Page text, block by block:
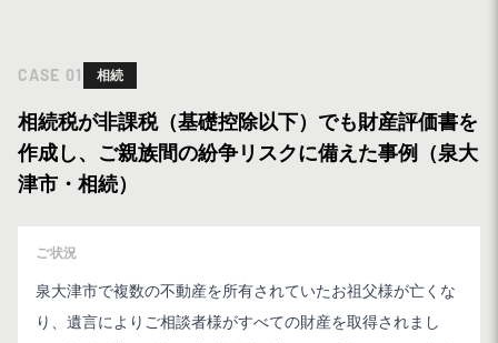
CASE 01 相続
相続税が非課税（基礎控除以下）でも財産評価書を
作成し、ご親族間の紛争リスクに備えた事例（泉大
津市・相続）
ご状況
泉大津市で複数の不動産を所有されていたお祖父様が亡くな
り、遺言によりご相談者様がすべての財産を取得されまし